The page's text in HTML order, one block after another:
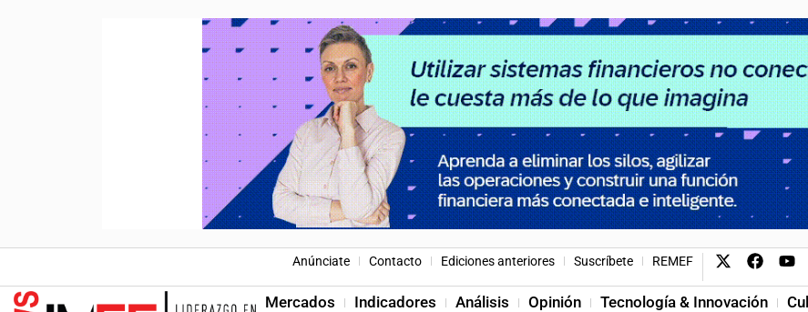
Anúnciate Contacto Ediciones anteriores Suscríbete REMEF
Mercados Indicadores Análisis Opinión Tecnología & Innovación